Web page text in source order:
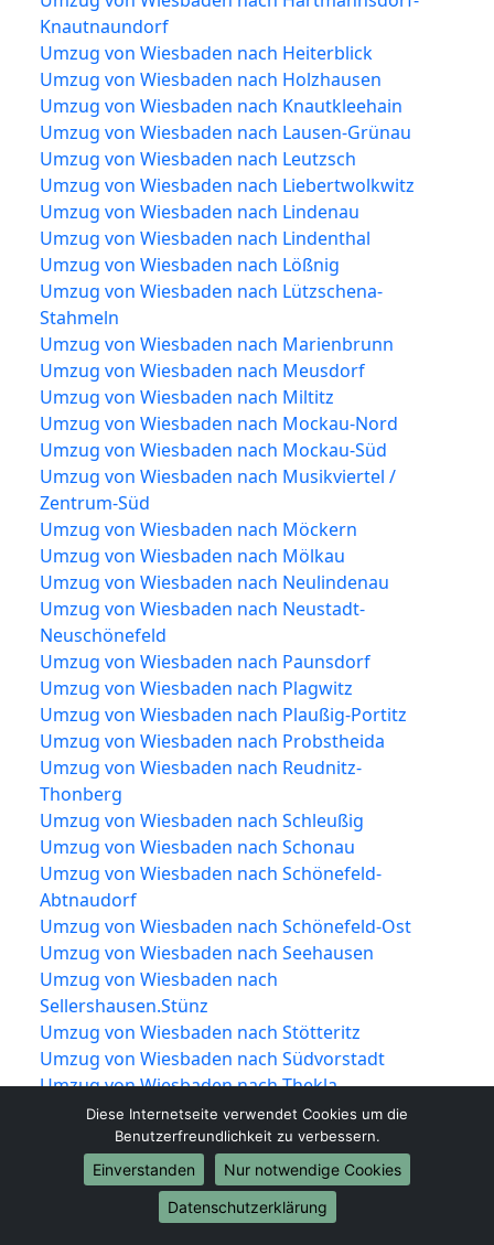
Knautnaundorf
Umzug von Wiesbaden nach Heiterblick
Umzug von Wiesbaden nach Holzhausen
Umzug von Wiesbaden nach Knautkleehain
Umzug von Wiesbaden nach Lausen-Grünau
Umzug von Wiesbaden nach Leutzsch
Umzug von Wiesbaden nach Liebertwolkwitz
Umzug von Wiesbaden nach Lindenau
Umzug von Wiesbaden nach Lindenthal
Umzug von Wiesbaden nach Lößnig
Umzug von Wiesbaden nach Lützschena-
Stahmeln
Umzug von Wiesbaden nach Marienbrunn
Umzug von Wiesbaden nach Meusdorf
Umzug von Wiesbaden nach Miltitz
Umzug von Wiesbaden nach Mockau-Nord
Umzug von Wiesbaden nach Mockau-Süd
Umzug von Wiesbaden nach Musikviertel /
Zentrum-Süd
Umzug von Wiesbaden nach Möckern
Umzug von Wiesbaden nach Mölkau
Umzug von Wiesbaden nach Neulindenau
Umzug von Wiesbaden nach Neustadt-
Neuschönefeld
Umzug von Wiesbaden nach Paunsdorf
Umzug von Wiesbaden nach Plagwitz
Umzug von Wiesbaden nach Plaußig-Portitz
Umzug von Wiesbaden nach Probstheida
Umzug von Wiesbaden nach Reudnitz-
Thonberg
Umzug von Wiesbaden nach Schleußig
Umzug von Wiesbaden nach Schonau
Umzug von Wiesbaden nach Schönefeld-
Abtnaudorf
Umzug von Wiesbaden nach Schönefeld-Ost
Umzug von Wiesbaden nach Seehausen
Umzug von Wiesbaden nach
Sellershausen.Stünz
Umzug von Wiesbaden nach Stötteritz
Umzug von Wiesbaden nach Südvorstadt
Umzug von Wiesbaden nach Thekla
Umzug von Wiesbaden nach Volkmarsdorf
Umzug von Wiesbaden nach Wahren
Umzug von Wiesbaden nach Waldstraßenviertel /
Zentrum-Nordwest
Umzug von Wiesbaden nach Wiederitzsch
Diese Internetseite verwendet Cookies um die
Benutzerfreundlichkeit zu verbessern.
Einverstanden
Nur notwendige Cookies
Datenschutzerklärung